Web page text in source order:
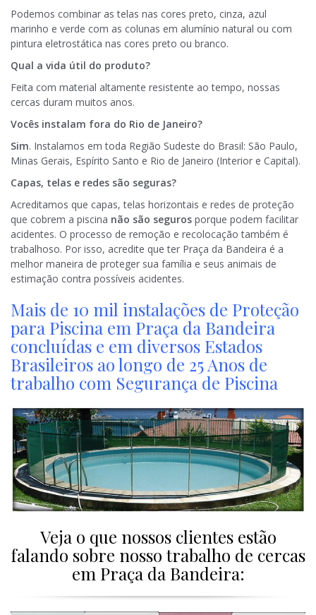
Podemos combinar as telas nas cores preto, cinza, azul
marinho e verde com as colunas em alumínio natural ou com
pintura eletrostática nas cores preto ou branco.
Qual a vida útil do produto?
Feita com material altamente resistente ao tempo, nossas
cercas duram muitos anos.
Vocês instalam fora do Rio de Janeiro?
Sim. Instalamos em toda Região Sudeste do Brasil: São Paulo,
Minas Gerais, Espírito Santo e Rio de Janeiro (Interior e Capital).
Capas, telas e redes são seguras?
Acreditamos que capas, telas horizontais e redes de proteção
que cobrem a piscina não são seguros porque podem facilitar
acidentes. O processo de remoção e recolocação também é
trabalhoso. Por isso, acredite que ter Praça da Bandeira é a
melhor maneira de proteger sua família e seus animais de
estimação contra possíveis acidentes.
Mais de 10 mil instalações de Proteção
para Piscina em Praça da Bandeira
concluídas e em diversos Estados
Brasileiros ao longo de 25 Anos de
trabalho com Segurança de Piscina
Veja o que nossos clientes estão
falando sobre nosso trabalho de cercas
em Praça da Bandeira: